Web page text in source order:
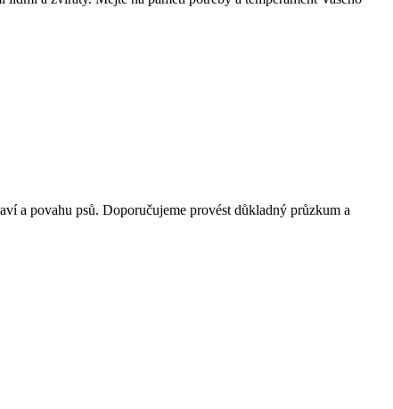
a povahu psů. Doporučujeme provést důkladný průzkum a